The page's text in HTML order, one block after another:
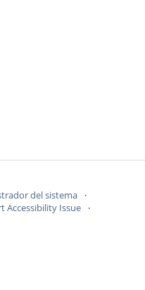
del sistema
Accessibility Issue